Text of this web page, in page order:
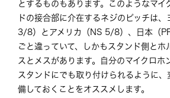
とするものもあります。このようなマイ
ドの接合部に介在するネジのピッチは
3/8）とアメリカ（NS 5/8）、日本（
ごと違っていて、しかもスタンド側とホ
スとメスがあります。自分のマイクロホ
スタンドにでも取り付けられるように、
備しておくことをオススメします。